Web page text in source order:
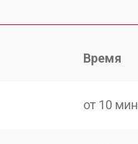
Время
от 10 мин